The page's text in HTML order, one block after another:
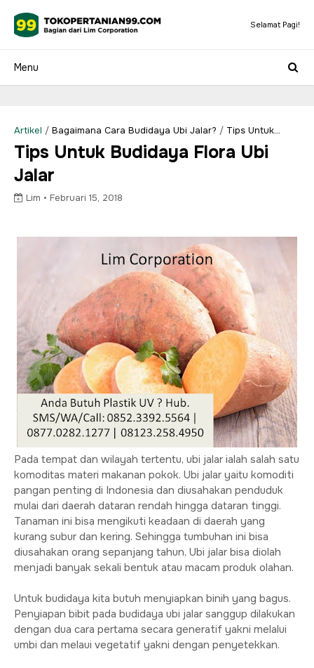
Selamat Pagi!
Artikel / Bagaimana Cara Budidaya Ubi Jalar? / Tips Untuk
Budidaya Tanaman Ubi Jalar / Ubi Jalas
Tips Untuk Budidaya Flora Ubi
Jalar
Lim • Februari 15, 2018
Pada tempat dan wilayah tertentu, ubi jalar ialah salah satu
komoditas materi makanan pokok. Ubi jalar yaitu komoditi
pangan penting di Indonesia dan diusahakan penduduk
mulai dari daerah dataran rendah hingga dataran tinggi.
Tanaman ini bisa mengikuti keadaan di daerah yang
kurang subur dan kering. Sehingga tumbuhan ini bisa
diusahakan orang sepanjang tahun, Ubi jalar bisa diolah
menjadi banyak sekali bentuk atau macam produk olahan.
Untuk budidaya kita butuh menyiapkan binih yang bagus.
Penyiapan bibit pada budidaya ubi jalar sanggup dilakukan
dengan dua cara pertama secara generatif yakni melalui
umbi dan melaui vegetatif yakni dengan penyetekkan.